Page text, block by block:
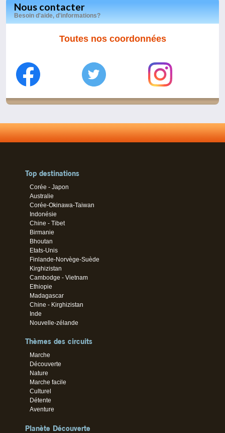
Nous contacter
Besoin d'aide, d'informations?
Toutes nos coordonnées
Top destinations
Corée - Japon
Australie
Corée-Okinawa-Taiwan
Indonésie
Chine - Tibet
Birmanie
Bhoutan
Etats-Unis
Finlande-Norvège-Suède
Kirghizistan
Cambodge - Vietnam
Ethiopie
Madagascar
Chine - Kirghizistan
Inde
Nouvelle-zélande
Thèmes des circuits
Marche
Découverte
Nature
Marche facile
Culturel
Détente
Aventure
Planète Découverte